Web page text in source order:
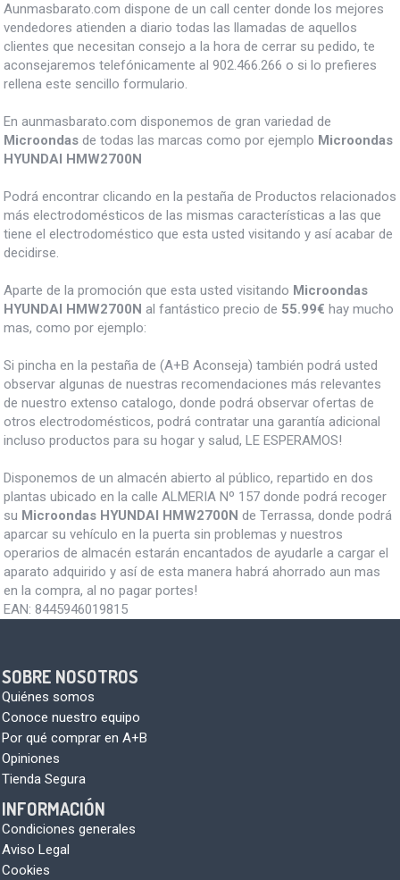
Aunmasbarato.com dispone de un call center donde los mejores
vendedores atienden a diario todas las llamadas de aquellos
clientes que necesitan consejo a la hora de cerrar su pedido, te
aconsejaremos telefónicamente al 902.466.266 o si lo prefieres
rellena este sencillo formulario.
En aunmasbarato.com disponemos de gran variedad de
Microondas de todas las marcas como por ejemplo Microondas
HYUNDAI HMW2700N
Podrá encontrar clicando en la pestaña de Productos relacionados
más electrodomésticos de las mismas características a las que
tiene el electrodoméstico que esta usted visitando y así acabar de
decidirse.
Aparte de la promoción que esta usted visitando Microondas
HYUNDAI HMW2700N al fantástico precio de 55.99€ hay mucho
mas, como por ejemplo:
Si pincha en la pestaña de (A+B Aconseja) también podrá usted
observar algunas de nuestras recomendaciones más relevantes
de nuestro extenso catalogo, donde podrá observar ofertas de
otros electrodomésticos, podrá contratar una garantía adicional
incluso productos para su hogar y salud, LE ESPERAMOS!
Disponemos de un almacén abierto al público, repartido en dos
plantas ubicado en la calle ALMERIA Nº 157 donde podrá recoger
su Microondas HYUNDAI HMW2700N de Terrassa, donde podrá
aparcar su vehículo en la puerta sin problemas y nuestros
operarios de almacén estarán encantados de ayudarle a cargar el
aparato adquirido y así de esta manera habrá ahorrado aun mas
en la compra, al no pagar portes!
EAN: 8445946019815
SOBRE NOSOTROS
Quiénes somos
Conoce nuestro equipo
Por qué comprar en A+B
Opiniones
Tienda Segura
INFORMACIÓN
Condiciones generales
Aviso Legal
Cookies